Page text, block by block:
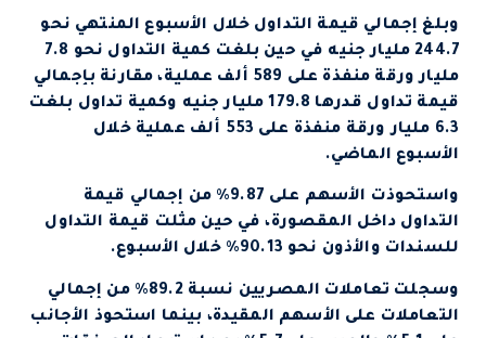
وبلغ إجمالي قيمة التداول خلال الأسبوع المنتهي نحو
244.7 مليار جنيه في حين بلغت كمية التداول نحو 7.8
مليار ورقة منفذة على 589 ألف عملية، مقارنة بإجمالي
قيمة تداول قدرها 179.8 مليار جنيه وكمية تداول بلغت
6.3 مليار ورقة منفذة على 553 ألف عملية خلال
الأسبوع الماضي.
واستحوذت الأسهم على 9.87% من إجمالي قيمة
التداول داخل المقصورة، في حين مثلت قيمة التداول
للسندات والأذون نحو 90.13% خلال الأسبوع.
وسجلت تعاملات المصريين نسبة 89.2% من إجمالي
التعاملات على الأسهم المقيدة، بينما استحوذ الأجانب